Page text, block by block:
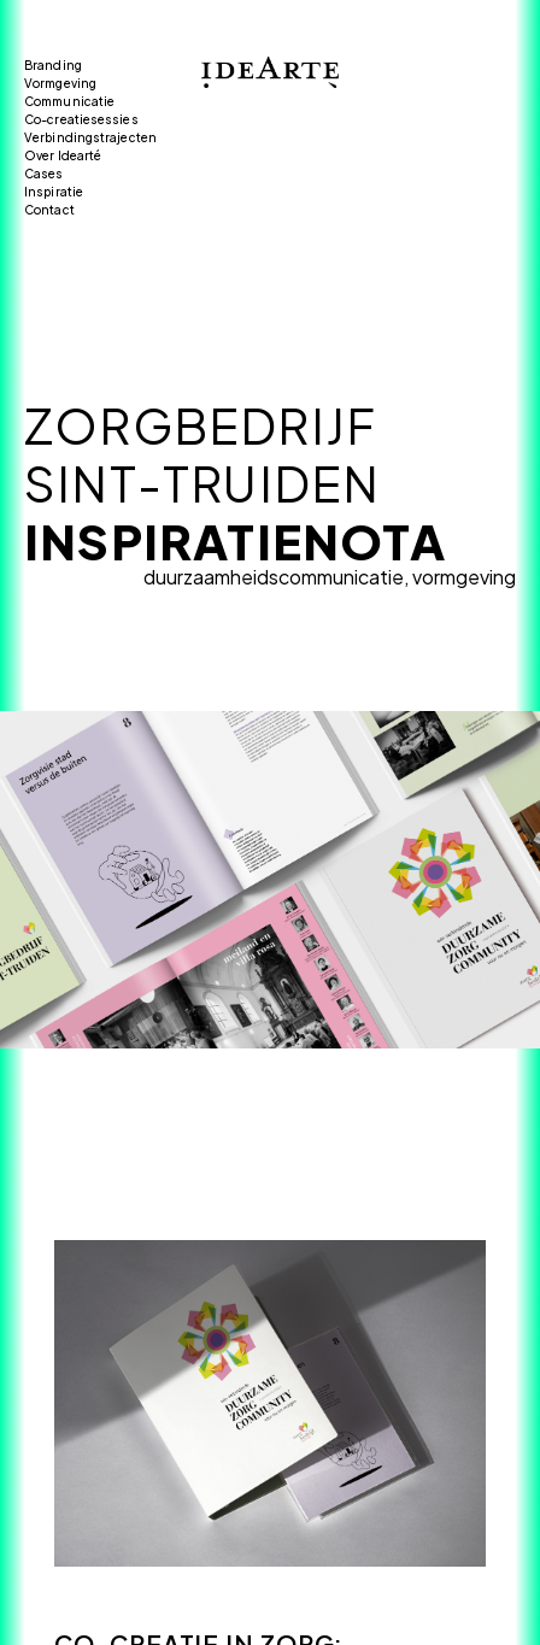
Branding
Vormgeving
Communicatie
Co-creatiesessies
Verbindingstrajecten
Over Idearté
Cases
Inspiratie
Contact
ZORGBEDRIJF
SINT-TRUIDEN
INSPIRATIENOTA
duurzaamheidscommunicatie, vormgeving